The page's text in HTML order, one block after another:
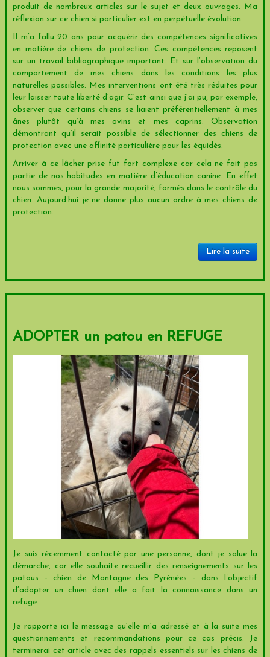
produit de nombreux articles sur le sujet et deux ouvrages. Ma
réflexion sur ce chien si particulier est en perpétuelle évolution.
Il m’a fallu 20 ans pour acquérir des compétences significatives
en matière de chiens de protection. Ces compétences reposent
sur un travail bibliographique important. Et sur l’observation du
comportement de mes chiens dans les conditions les plus
naturelles possibles. Mes interventions ont été très réduites pour
leur laisser toute liberté d’agir. C’est ainsi que j’ai pu, par exemple,
observer que certains chiens se liaient préférentiellement à mes
ânes plutôt qu’à mes ovins et mes caprins. Observation
démontrant qu’il serait possible de sélectionner des chiens de
protection avec une affinité particulière pour les équidés.
Arriver à ce lâcher prise fut fort complexe car cela ne fait pas
partie de nos habitudes en matière d’éducation canine. En effet
nous sommes, pour la grande majorité, formés dans le contrôle du
chien. Aujourd’hui je ne donne plus aucun ordre à mes chiens de
protection.
Lire la suite
ADOPTER un patou en REFUGE
Je suis récemment contacté par une personne, dont je salue la
démarche, car elle souhaite recueillir des renseignements sur les
patous – chien de Montagne des Pyrénées – dans l’objectif
d’adopter un chien dont elle a fait la connaissance dans un
refuge.
Je rapporte ici le message qu’elle m’a adressé et à la suite mes
questionnements et recommandations pour ce cas précis. Je
terminerai cet article avec des rappels essentiels sur les chiens de